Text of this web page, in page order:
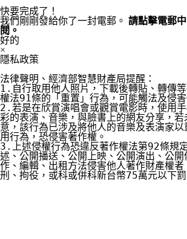
快要完成了！
我們剛剛發給你了一封電郵。 請點擊電郵
閱。
好的
×
隱私政策
法律聲明、經濟部智慧財產局提醒：
1.自行取用他人照片，下載後轉貼、轉傳
權法91條的「重置」行為，可能觸法及侵害
2.若是在欣賞演唱會或觀賞電影時，使用
彩的表演、音樂，與臉書上的網友分享，若
意，該行為已涉及將他人的音樂及表演家以
用行為，恐侵害著作權。
3.上述侵權行為恐違反著作權法第92條規
述、公開播送、公開上映、公開演出、公
作、編輯、出租方法侵害他人著作財產權
刑、拘役，或科或併科新台幣75萬元以下